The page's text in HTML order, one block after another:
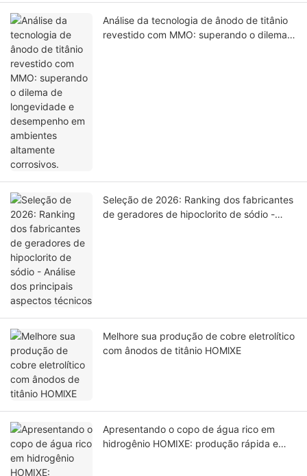
Análise da tecnologia de ânodo de titânio
revestido com MMO: superando o dilema
Seleção de 2026: Ranking dos fabricantes
de geradores de hipoclorito de sódio -
Melhore sua produção de cobre eletrolítico
com ânodos de titânio HOMlXE
Apresentando o copo de água rico em
hidrogênio HOMIXE: produção rápida e